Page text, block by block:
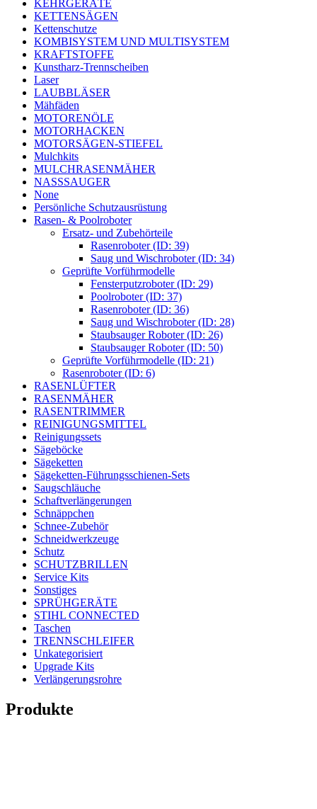
KEHRGERÄTE
KETTENSÄGEN
Kettenschutze
KOMBISYSTEM UND MULTISYSTEM
KRAFTSTOFFE
Kunstharz-Trennscheiben
Laser
LAUBBLÄSER
Mähfäden
MOTORENÖLE
MOTORHACKEN
MOTORSÄGEN-STIEFEL
Mulchkits
MULCHRASENMÄHER
NASSSAUGER
None
Persönliche Schutzausrüstung
Rasen- & Poolroboter
Ersatz- und Zubehörteile
Rasenroboter (ID: 39)
Saug und Wischroboter (ID: 34)
Geprüfte Vorführmodelle
Fensterputzroboter (ID: 29)
Poolroboter (ID: 37)
Rasenroboter (ID: 36)
Saug und Wischroboter (ID: 28)
Staubsauger Roboter (ID: 26)
Staubsauger Roboter (ID: 50)
Geprüfte Vorführmodelle (ID: 21)
Rasenroboter (ID: 6)
RASENLÜFTER
RASENMÄHER
RASENTRIMMER
REINIGUNGSMITTEL
Reinigungssets
Sägeböcke
Sägeketten
Sägeketten-Führungsschienen-Sets
Saugschläuche
Schaftverlängerungen
Schnäppchen
Schnee-Zubehör
Schneidwerkzeuge
Schutz
SCHUTZBRILLEN
Service Kits
Sonstiges
SPRÜHGERÄTE
STIHL CONNECTED
Taschen
TRENNSCHLEIFER
Unkategorisiert
Upgrade Kits
Verlängerungsrohre
Produkte